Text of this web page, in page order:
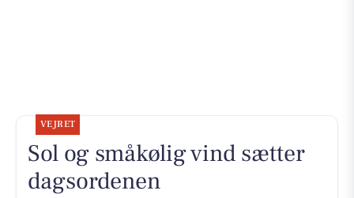
VEJRET
Sol og småkølig vind sætter
dagsordenen